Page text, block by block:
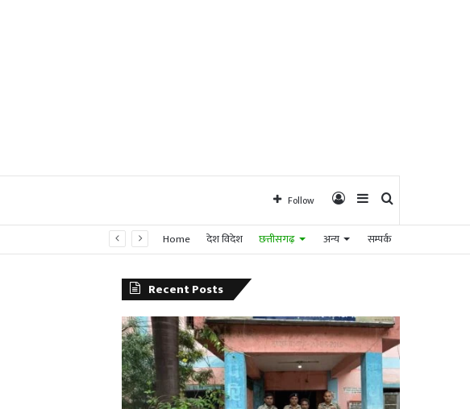
Search
Sidebar
Log
In
Follow
Home देश विदेश छत्तीसगढ़ अन्य सम्पर्क
Recent Posts